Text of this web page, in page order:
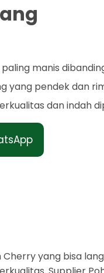
manis
yang pendek dan
dan indah
yang bisa